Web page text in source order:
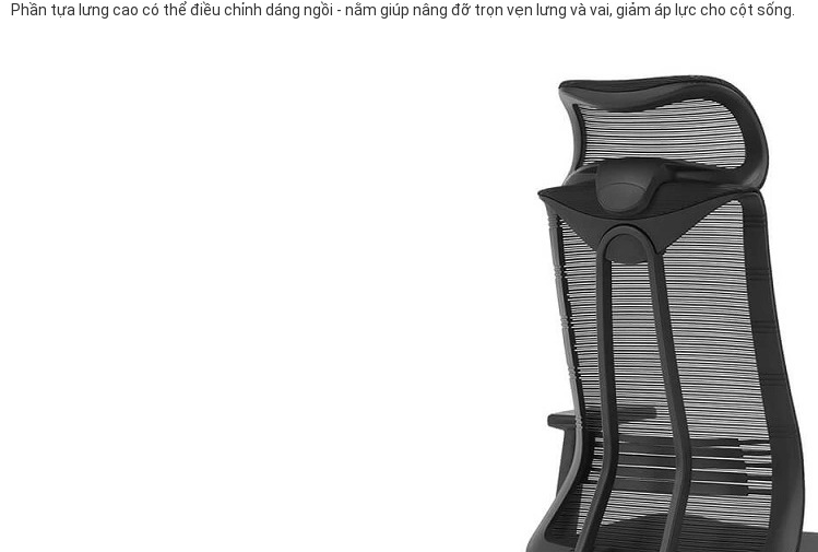
Phần tựa lưng cao có thể điều chỉnh dáng ngồi - nằm giúp nâng đỡ trọn vẹn lưng và vai, giảm áp lực cho cột sống.